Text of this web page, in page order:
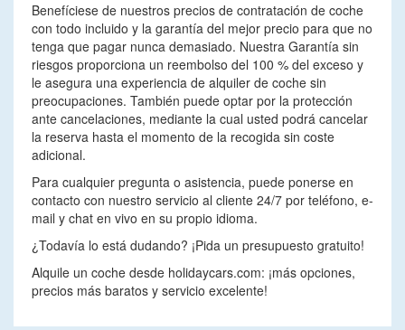
Benefíciese de nuestros precios de contratación de coche
con todo incluido y la garantía del mejor precio para que no
tenga que pagar nunca demasiado. Nuestra Garantía sin
riesgos proporciona un reembolso del 100 % del exceso y
le asegura una experiencia de alquiler de coche sin
preocupaciones. También puede optar por la protección
ante cancelaciones, mediante la cual usted podrá cancelar
la reserva hasta el momento de la recogida sin coste
adicional.
Para cualquier pregunta o asistencia, puede ponerse en
contacto con nuestro servicio al cliente 24/7 por teléfono, e-
mail y chat en vivo en su propio idioma.
¿Todavía lo está dudando? ¡Pida un presupuesto gratuito!
Alquile un coche desde holidaycars.com: ¡más opciones,
precios más baratos y servicio excelente!